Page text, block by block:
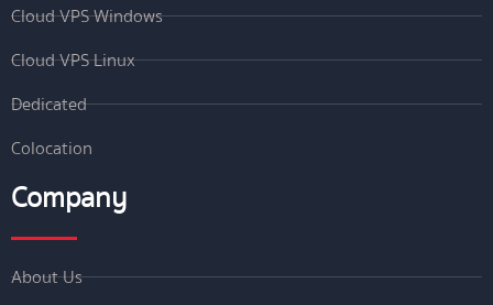
Cloud VPS Windows
Cloud VPS Linux
Dedicated
Colocation
Company
About Us